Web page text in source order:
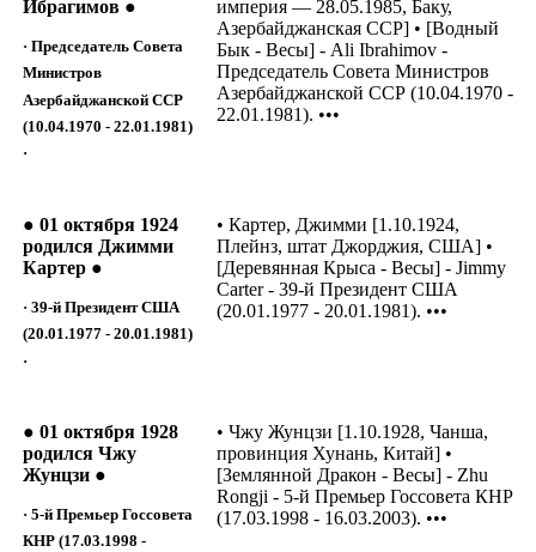
Ибрагимов ●
· Председатель Совета
Министров
Азербайджанской ССР
(10.04.1970 - 22.01.1981)
·
империя — 28.05.1985, Баку,
Азербайджанская ССР] • [Водный
Бык - Весы] - Ali Ibrahimov -
Председатель Совета Министров
Азербайджанской ССР (10.04.1970 -
22.01.1981). •••
● 01 октября 1924
родился Джимми
Картер ●
· 39-й Президент США
(20.01.1977 - 20.01.1981)
·
• Картер, Джимми [1.10.1924,
Плейнз, штат Джорджия, США] •
[Деревянная Крыса - Весы] - Jimmy
Carter - 39-й Президент США
(20.01.1977 - 20.01.1981). •••
● 01 октября 1928
родился Чжу
Жунцзи ●
· 5-й Премьер Госсовета
КНР (17.03.1998 -
• Чжу Жунцзи [1.10.1928, Чанша,
провинция Хунань, Китай] •
[Землянной Дракон - Весы] - Zhu
Rongji - 5-й Премьер Госсовета КНР
(17.03.1998 - 16.03.2003). •••